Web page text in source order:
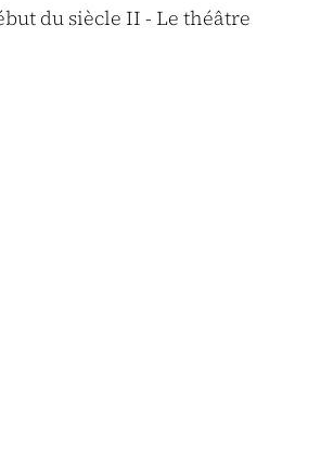
du siècle II - Le théâtre